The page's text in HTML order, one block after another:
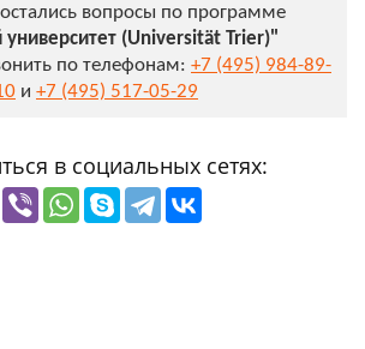
остались вопросы по программе
университет (Universität Trier)"
по телефонам: +7 (495) 984-89-
и +7 (495) 517-05-29
в социальных сетях: